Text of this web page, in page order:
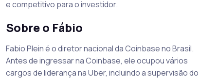
e competitivo para o investidor.
Sobre o Fábio
Fabio Plein é o diretor nacional da Coinbase no Brasil.
Antes de ingressar na Coinbase, ele ocupou vários
cargos de liderança na Uber, incluindo a supervisão do